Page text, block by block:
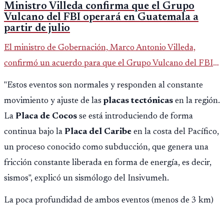
Ministro Villeda confirma que el Grupo
Vulcano del FBI operará en Guatemala a
partir de julio
El ministro de Gobernación, Marco Antonio Villeda,
confirmó un acuerdo para que el Grupo Vulcano del FBI
opere en Guatemala a partir de julio, tras un intento
fallido con la administración anterior del Ministerio
Público.
"Estos eventos son normales y responden al constante
movimiento y ajuste de las placas tectónicas en la región.
La Placa de Cocos se está introduciendo de forma
continua bajo la Placa del Caribe en la costa del Pacífico,
un proceso conocido como subducción, que genera una
fricción constante liberada en forma de energía, es decir,
sismos", explicó un sismólogo del Insivumeh.
La poca profundidad de ambos eventos (menos de 3 km)